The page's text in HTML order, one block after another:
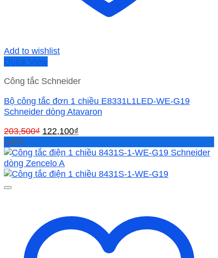
Add to wishlist
Quick View
Công tắc Schneider
Bộ công tắc đơn 1 chiều E8331L1LED-WE-G19
Schneider dòng Atavaron
203,500₫ Giá
là:
203,500₫.
122,100₫
tại
122,100₫.
-40%